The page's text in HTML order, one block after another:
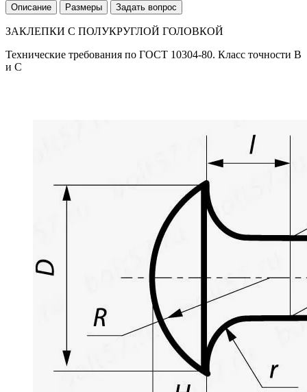
Описание Размеры Задать вопрос
ЗАКЛЕПКИ С ПОЛУКРУГЛОЙ ГОЛОВКОЙ
Технические требования по ГОСТ 10304-80. Класс точности В
и С